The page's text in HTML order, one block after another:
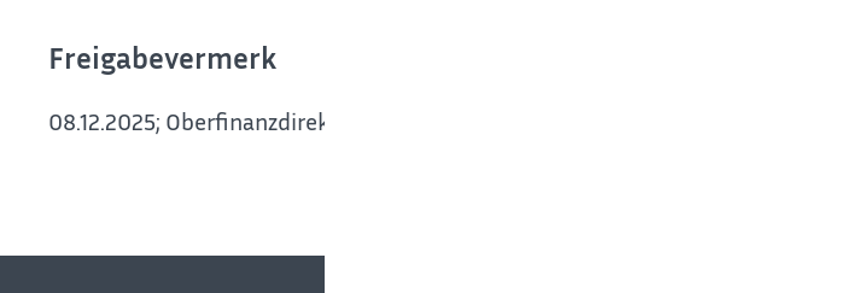
Freigabevermerk
08.12.2025; Oberfinanzdirektion Karlsruhe als Vertreterin des